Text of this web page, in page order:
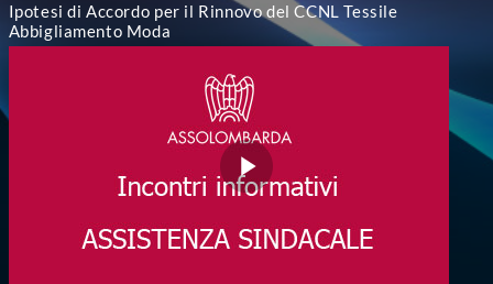
Ipotesi di Accordo per il Rinnovo del CCNL Tessile
Abbigliamento Moda